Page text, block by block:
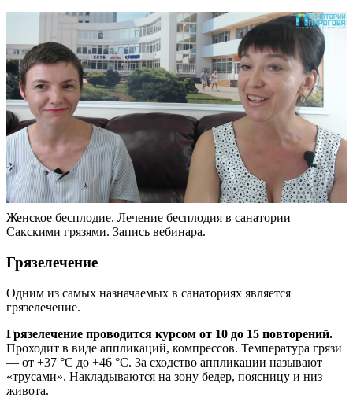
Женское бесплодие. Лечение бесплодия в санатории
Сакскими грязями. Запись вебинара.
Грязелечение
Одним из самых назначаемых в санаториях является
грязелечение.
Грязелечение проводится курсом от 10 до 15 повторений.
Проходит в виде аппликаций, компрессов. Температура грязи
— от +37 °C до +46 °C. За сходство аппликации называют
«трусами». Накладываются на зону бедер, поясницу и низ
живота.